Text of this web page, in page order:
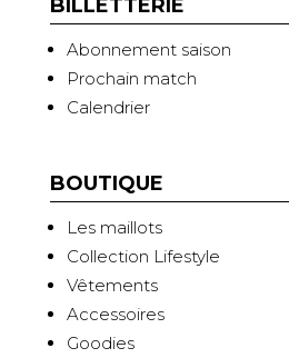
BILLETTERIE
Abonnement saison
Prochain match
Calendrier
BOUTIQUE
Les maillots
Collection Lifestyle
Vêtements
Accessoires
Goodies